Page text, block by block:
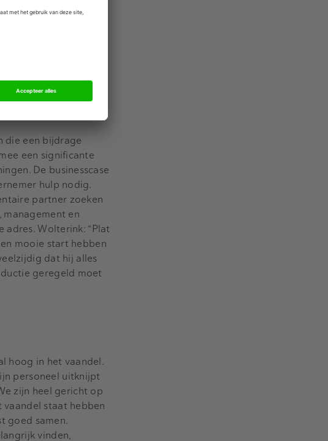
investeerders en
uit te gaan
daarna het
We wilden
die een bijdrage
een significante
De businesscase
hulp nodig.
partner zoeken
management en
adres. Wolterink: “Plat
mooie start hebben
dat hij alles
geregeld moet
hoog in het vaandel.
personeel uitknijpt
zijn heel gericht op
staat hebben
goed samen.
vinden,